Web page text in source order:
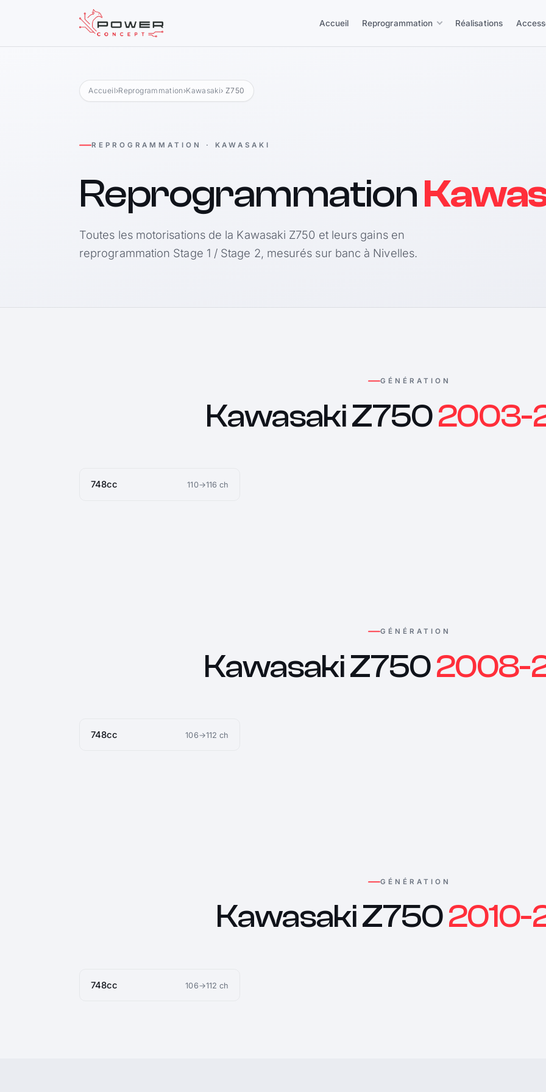
Accueil Reprogrammation Réalisations
Accueil›Reprogrammation ›Kawasaki› Z750
REPROGRAMMATION · KAWASAKI
Reprogrammation
Toutes les motorisations de la Kawasaki Z750 et leurs gains en
reprogrammation Stage 1 / Stage 2, mesurés sur banc à Nivelles.
GÉNÉRATION
Kawasaki Z7502003-
748cc 110→116 ch
GÉNÉRATION
Kawasaki Z7502008-
748cc 106→112 ch
GÉNÉRATION
Kawasaki Z7502010-
748cc 106→112 ch